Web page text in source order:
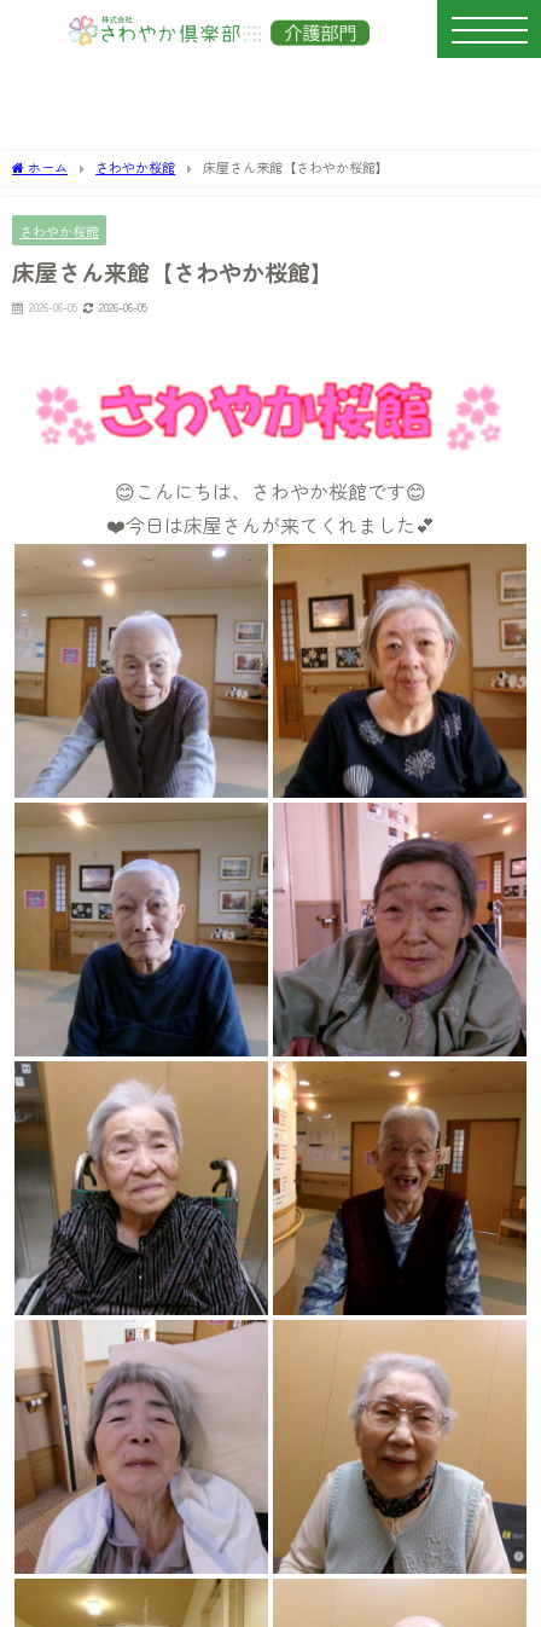
ホーム さわやか桜館 床屋さん来館【さわやか桜館】
さわやか桜館
床屋さん来館【さわやか桜館】
2026-06-05 2026-06-05
😊こんにちは、さわやか桜館です😊
❤️今日は床屋さんが来てくれました💕